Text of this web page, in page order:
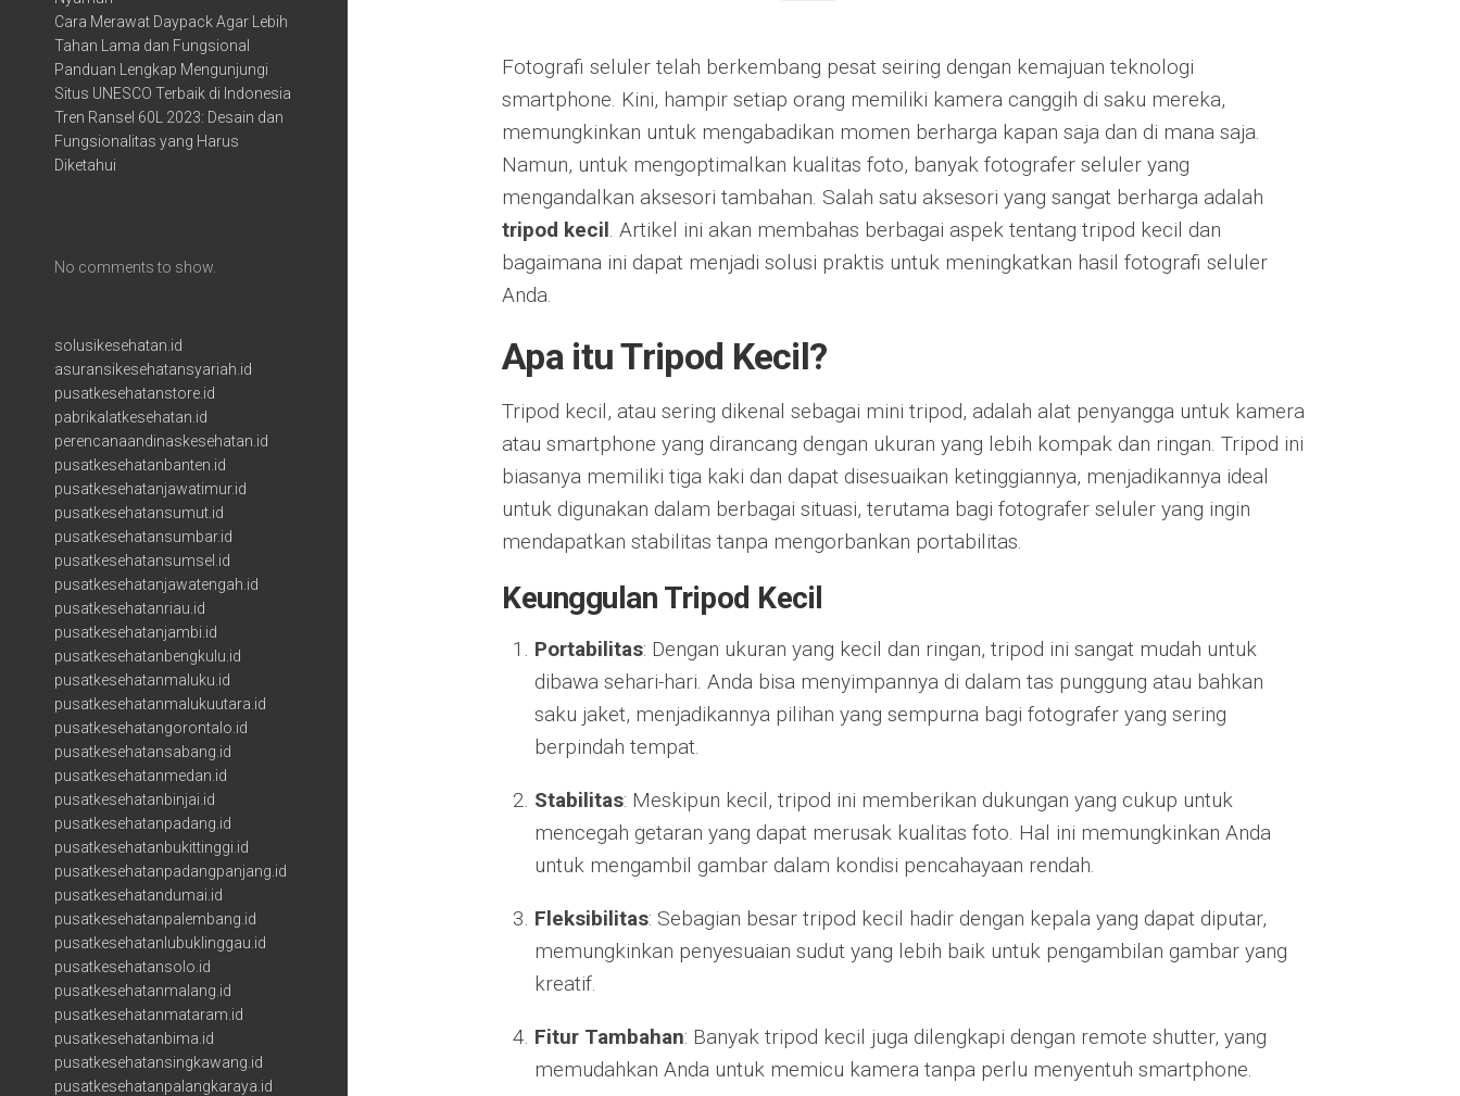
Fotografi seluler telah berkembang pesat seiring dengan kemajuan teknologi
smartphone. Kini, hampir setiap orang memiliki kamera canggih di saku mereka,
memungkinkan untuk mengabadikan momen berharga kapan saja dan di mana saja.
Namun, untuk mengoptimalkan kualitas foto, banyak fotografer seluler yang
mengandalkan aksesori tambahan. Salah satu aksesori yang sangat berharga adalah
tripod kecil. Artikel ini akan membahas berbagai aspek tentang tripod kecil dan
bagaimana ini dapat menjadi solusi praktis untuk meningkatkan hasil fotografi seluler
Anda.
Apa itu Tripod Kecil?
Tripod kecil, atau sering dikenal sebagai mini tripod, adalah alat penyangga untuk kamera
atau smartphone yang dirancang dengan ukuran yang lebih kompak dan ringan. Tripod ini
biasanya memiliki tiga kaki dan dapat disesuaikan ketinggiannya, menjadikannya ideal
untuk digunakan dalam berbagai situasi, terutama bagi fotografer seluler yang ingin
mendapatkan stabilitas tanpa mengorbankan portabilitas.
Keunggulan Tripod Kecil
Portabilitas: Dengan ukuran yang kecil dan ringan, tripod ini sangat mudah untuk
dibawa sehari-hari. Anda bisa menyimpannya di dalam tas punggung atau bahkan
saku jaket, menjadikannya pilihan yang sempurna bagi fotografer yang sering
berpindah tempat.
Stabilitas: Meskipun kecil, tripod ini memberikan dukungan yang cukup untuk
mencegah getaran yang dapat merusak kualitas foto. Hal ini memungkinkan Anda
untuk mengambil gambar dalam kondisi pencahayaan rendah.
Fleksibilitas: Sebagian besar tripod kecil hadir dengan kepala yang dapat diputar,
memungkinkan penyesuaian sudut yang lebih baik untuk pengambilan gambar yang
kreatif.
Fitur Tambahan: Banyak tripod kecil juga dilengkapi dengan remote shutter, yang
memudahkan Anda untuk memicu kamera tanpa perlu menyentuh smartphone.
Cara Merawat Daypack Agar Lebih
Tahan Lama dan Fungsional
Panduan Lengkap Mengunjungi
Situs UNESCO Terbaik di Indonesia
Tren Ransel 60L 2023: Desain dan
Fungsionalitas yang Harus
Diketahui
No comments to show.
solusikesehatan.id
asuransikesehatansyariah.id
pusatkesehatanstore.id
pabrikalatkesehatan.id
perencanaandinaskesehatan.id
pusatkesehatanbanten.id
pusatkesehatanjawatimur.id
pusatkesehatansumut.id
pusatkesehatansumbar.id
pusatkesehatansumsel.id
pusatkesehatanjawatengah.id
pusatkesehatanriau.id
pusatkesehatanjambi.id
pusatkesehatanbengkulu.id
pusatkesehatanmaluku.id
pusatkesehatanmalukuutara.id
pusatkesehatangorontalo.id
pusatkesehatansabang.id
pusatkesehatanmedan.id
pusatkesehatanbinjai.id
pusatkesehatanpadang.id
pusatkesehatanbukittinggi.id
pusatkesehatanpadangpanjang.id
pusatkesehatandumai.id
pusatkesehatanpalembang.id
pusatkesehatanlubuklinggau.id
pusatkesehatansolo.id
pusatkesehatanmalang.id
pusatkesehatanmataram.id
pusatkesehatanbima.id
pusatkesehatansingkawang.id
pusatkesehatanpalangkaraya.id